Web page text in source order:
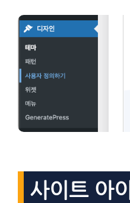
사이트 아